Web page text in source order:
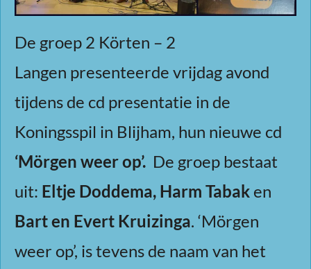
De groep 2 Körten – 2
Langen presenteerde vrijdag avond
tijdens de cd presentatie in de
Koningsspil in Blijham, hun nieuwe cd
‘Mörgen weer op’. De groep bestaat
uit: Eltje Doddema, Harm Tabak en
Bart en Evert Kruizinga. ‘Mörgen
weer op’, is tevens de naam van het